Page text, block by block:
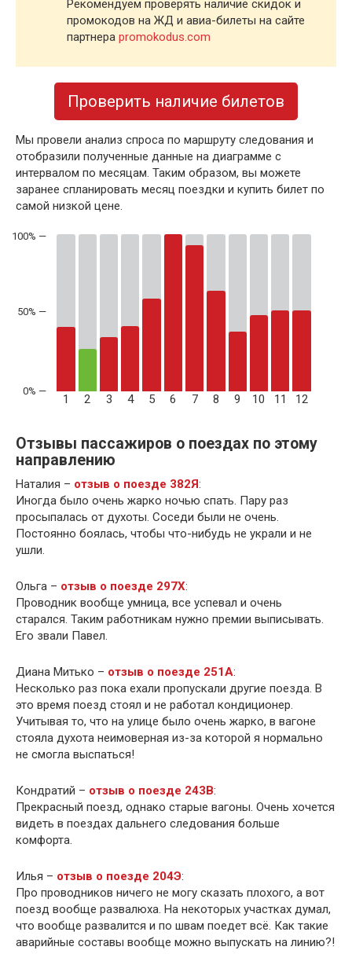
Рекомендуем проверять наличие скидок и
промокодов на ЖД и авиа-билеты на сайте
партнера promokodus.com
Проверить наличие билетов
Мы провели анализ спроса по маршруту следования и
отобразили полученные данные на диаграмме с
интервалом по месяцам. Таким образом, вы можете
заранее спланировать месяц поездки и купить билет по
самой низкой цене.
50% —
1 2 3 4 5 6 7 8 9 10 11 12
Отзывы пассажиров о поездах по этому
направлению
Наталия – отзыв о поезде 382Я:
Иногда было очень жарко ночью спать. Пару раз
просыпалась от духоты. Соседи были не очень.
Постоянно боялась, чтобы что-нибудь не украли и не
ушли.
Ольга – отзыв о поезде 297Х:
Проводник вообще умница, все успевал и очень
старался. Таким работникам нужно премии выписывать.
Его звали Павел.
Диана Митько – отзыв о поезде 251А:
Несколько раз пока ехали пропускали другие поезда. В
это время поезд стоял и не работал кондиционер.
Учитывая то, что на улице было очень жарко, в вагоне
стояла духота неимоверная из-за которой я нормально
не смогла выспаться!
Кондратий – отзыв о поезде 243В:
Прекрасный поезд, однако старые вагоны. Очень хочется
видеть в поездах дальнего следования больше
комфорта.
Илья – отзыв о поезде 204Э:
Про проводников ничего не могу сказать плохого, а вот
поезд вообще развалюха. На некоторых участках думал,
что вообще развалится и по швам поедет всё. Как такие
аварийные составы вообще можно выпускать на линию?!